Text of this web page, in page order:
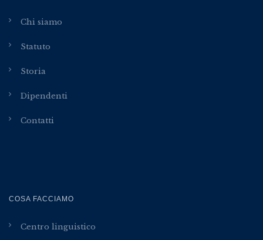
Chi siamo
Statuto
Storia
Dipendenti
Contatti
COSA FACCIAMO
Centro linguistico